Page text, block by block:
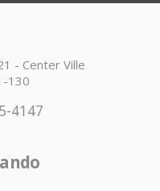
- Center Ville
130
4147